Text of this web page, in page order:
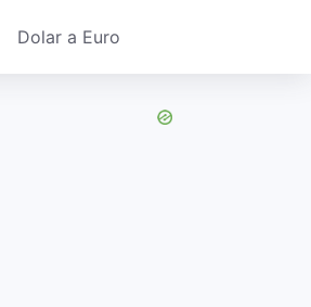
Dolar a Euro